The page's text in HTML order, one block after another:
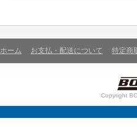
ホーム お支払・配送について 特定商
Copyright